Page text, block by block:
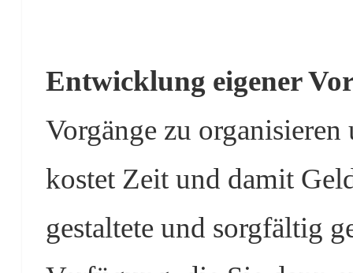
Entwicklung eigener
Vorgänge zu
kostet Zeit und damit
gestaltete und sorgfältig